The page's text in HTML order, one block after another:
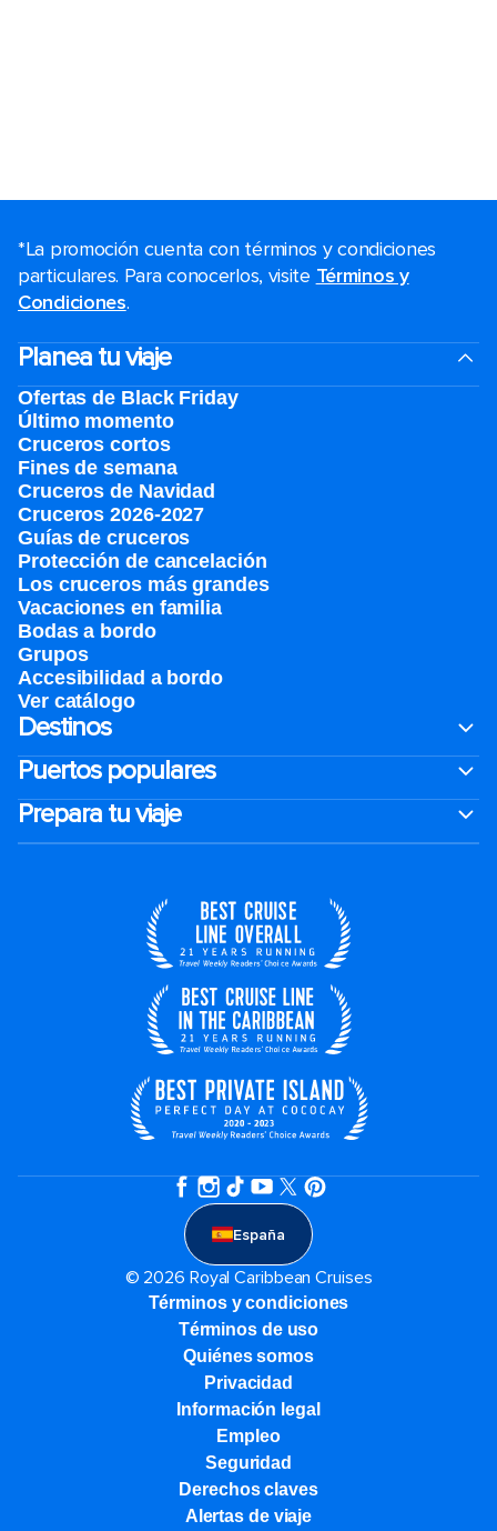
*La promoción cuenta con términos y condiciones
particulares. Para conocerlos, visite Términos y
Condiciones.
Planea tu viaje
Ofertas de Black Friday
Último momento
Cruceros cortos
Fines de semana
Cruceros de Navidad
Cruceros 2026-2027
Guías de cruceros
Protección de cancelación
Los cruceros más grandes
Vacaciones en familia
Bodas a bordo
Grupos
Accesibilidad a bordo
Ver catálogo
Destinos
Puertos populares
Prepara tu viaje
España
© 2026 Royal Caribbean Cruises
Términos y condiciones
Términos de uso
Quiénes somos
Privacidad
Información legal
Empleo
Seguridad
Derechos claves
Alertas de viaje